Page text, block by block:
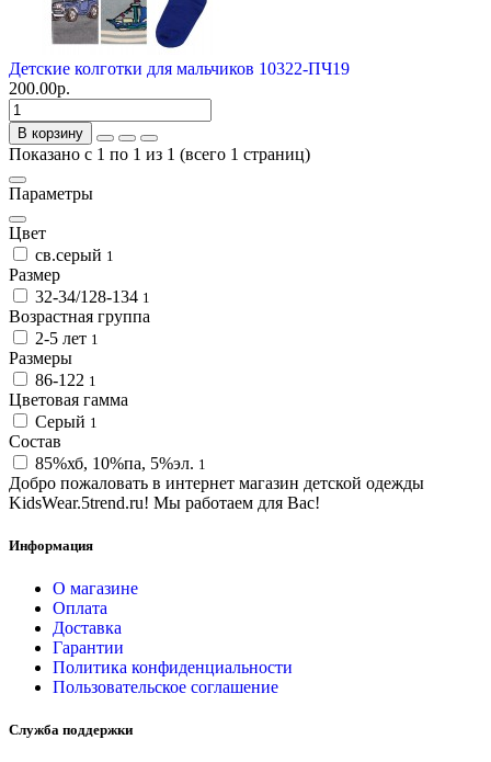
Детские колготки для мальчиков 10322-ПЧ19
200.00р.
В корзину
Показано с 1 по 1 из 1 (всего 1 страниц)
Параметры
Цвет
св.серый 1
Размер
32-34/128-134 1
Возрастная группа
2-5 лет 1
Размеры
86-122 1
Цветовая гамма
Серый 1
Состав
85%хб, 10%па, 5%эл. 1
Добро пожаловать в интернет магазин детской одежды
KidsWear.5trend.ru! Мы работаем для Вас!
Информация
О магазине
Оплата
Доставка
Гарантии
Политика конфиденциальности
Пользовательское соглашение
Служба поддержки